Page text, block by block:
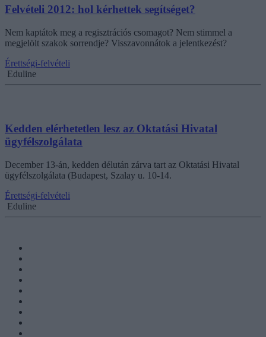
Felvételi 2012: hol kérhettek segítséget?
Nem kaptátok meg a regisztrációs csomagot? Nem stimmel a
megjelölt szakok sorrendje? Visszavonnátok a jelentkezést?
Érettségi-felvételi
Eduline
Kedden elérhetetlen lesz az Oktatási Hivatal
ügyfélszolgálata
December 13-án, kedden délután zárva tart az Oktatási Hivatal
ügyfélszolgálata (Budapest, Szalay u. 10-14.
Érettségi-felvételi
Eduline